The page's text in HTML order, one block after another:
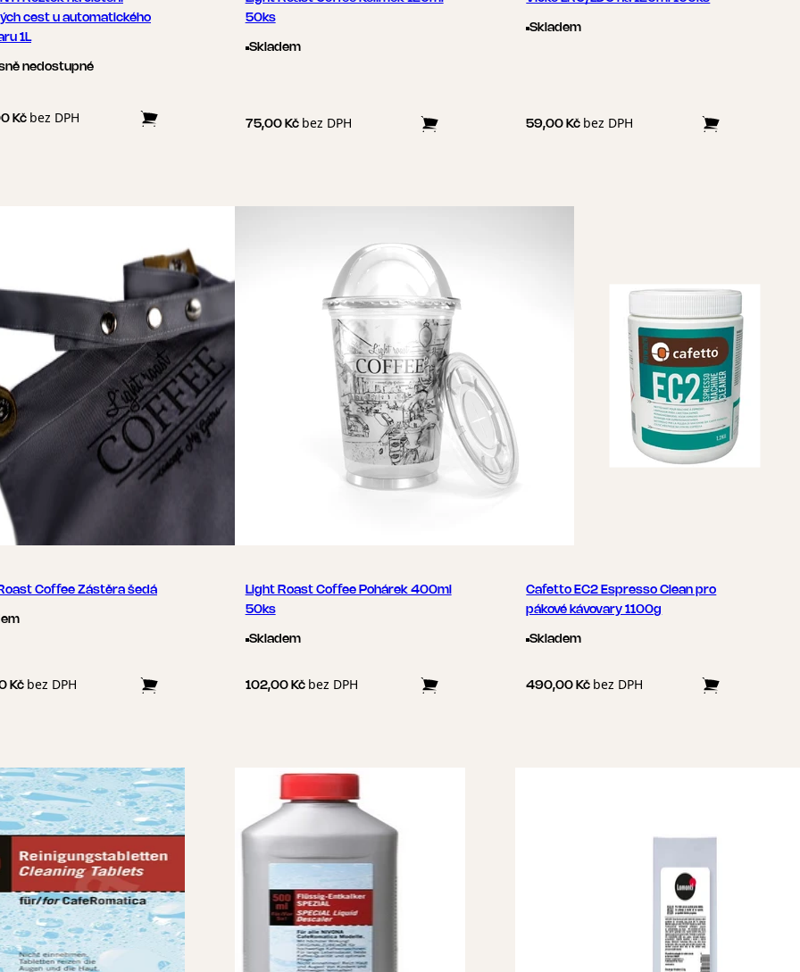
cest u automatického
1L
nedostupné
Kč bez DPH
50ks
Skladem
75,00 Kč bez DPH
Skladem
59,00 Kč bez DPH
Coffee Zástěra šedá
Kč bez DPH
Light Roast Coffee Pohárek 400ml
50ks
Skladem
102,00 Kč bez DPH
Cafetto EC2 Espresso Clean pro
pákové kávovary 1100g
Skladem
490,00 Kč bez DPH